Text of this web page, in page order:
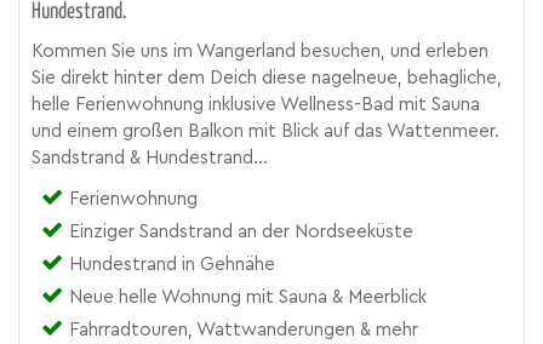
Hundestrand.
Kommen Sie uns im Wangerland besuchen, und erleben
Sie direkt hinter dem Deich diese nagelneue, behagliche,
helle Ferienwohnung inklusive Wellness-Bad mit Sauna
und einem großen Balkon mit Blick auf das Wattenmeer.
Sandstrand & Hundestrand...
Ferienwohnung
Einziger Sandstrand an der Nordseeküste
Hundestrand in Gehnähe
Neue helle Wohnung mit Sauna & Meerblick
Fahrradtouren, Wattwanderungen & mehr